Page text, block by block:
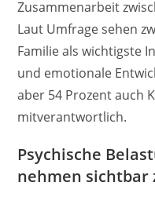
Zusammenarbeit
Laut Umfrage sehen
Familie als wichtigste
und emotionale
aber 54 Prozent auch
mitverantwortlich.
Psychische
nehmen sichtbar